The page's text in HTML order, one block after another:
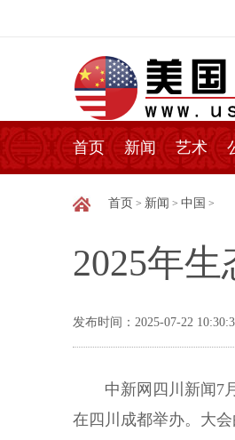
首页 新闻 艺术
首页 > 新闻 > 中国 >
2025年
发布时间：2025-07-22
中新网四川新闻7月
在四川成都举办。大